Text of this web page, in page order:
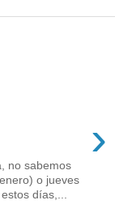
›
no sabemos
o jueves
días,...